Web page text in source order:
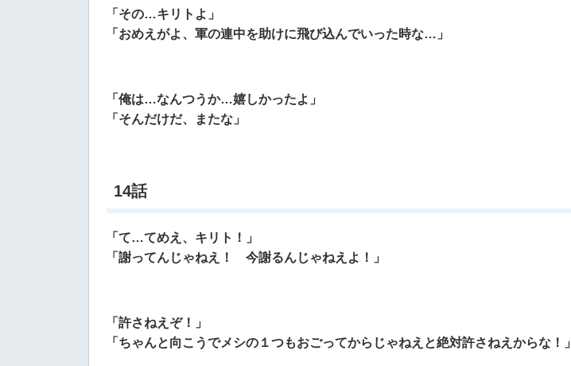
「その…キリトよ」
「おめえがよ、軍の連中を助けに飛び込んでいった時な…」
「 俺は…なんつうか…嬉しかったよ」
「そんだけだ、またな」
14話
「て…てめえ、キリト！」
「謝ってんじゃねえ！ 今謝るんじゃねえよ！」
「許さねえぞ！」
「ちゃんと向こうでメシの１つもおごってからじゃねえと絶対許さねえからな！」